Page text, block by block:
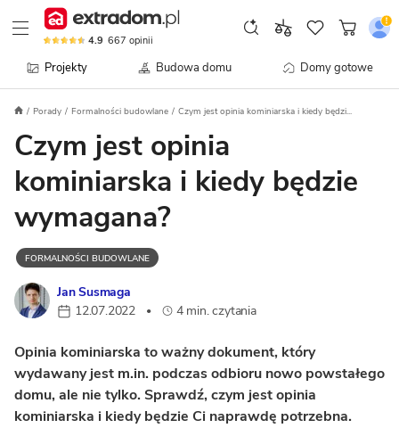
4.9 667 opinii
Projekty Budowa domu Domy gotowe
Porady Formalności budowlane Czym jest opinia kominiarska i kiedy będzi...
Czym jest opinia
kominiarska i kiedy będzie
wymagana?
FORMALNOŚCI BUDOWLANE
Jan Susmaga
12.07.2022
• 4 min. czytania
Opinia kominiarska to ważny dokument, który
wydawany jest m.in. podczas odbioru nowo powstałego
domu, ale nie tylko. Sprawdź, czym jest opinia
kominiarska i kiedy będzie Ci naprawdę potrzebna.